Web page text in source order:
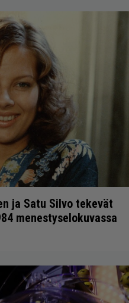
ja Satu Silvo tekevät
menestyselokuvassa